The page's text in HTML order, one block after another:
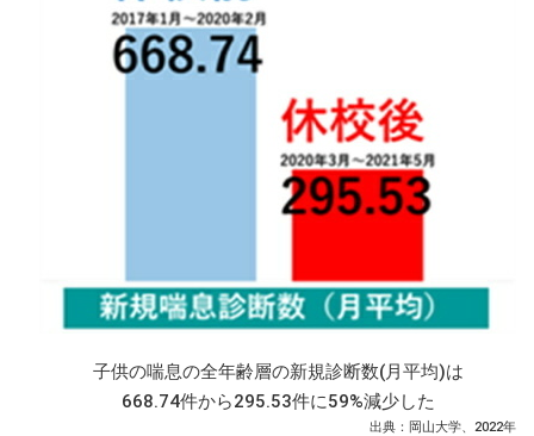
子供の喘息の全年齢層の新規診断数(月平均)は
668.74件から295.53件に59%減少した
出典：岡山大学、2022年